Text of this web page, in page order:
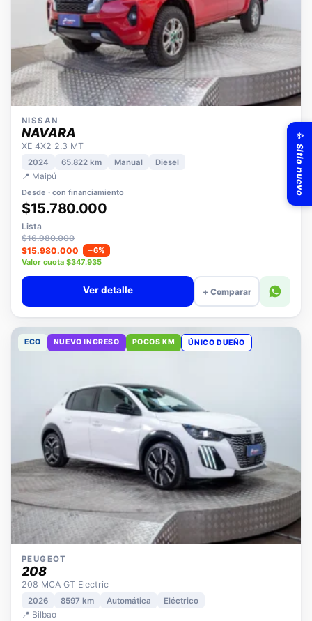
NISSAN
NAVARA
XE 4X2 2.3 MT
2024
📍 Maipú
Desde · con financiamiento
$15.780.000
Lista
$16.980.000
$15.980.000
−6%
Valor cuota $347.935
+ Comparar
NUEVO INGRESO POCOS KM
PEUGEOT
208
208 MCA GT Electric
2026
✨ Sitio nuevo